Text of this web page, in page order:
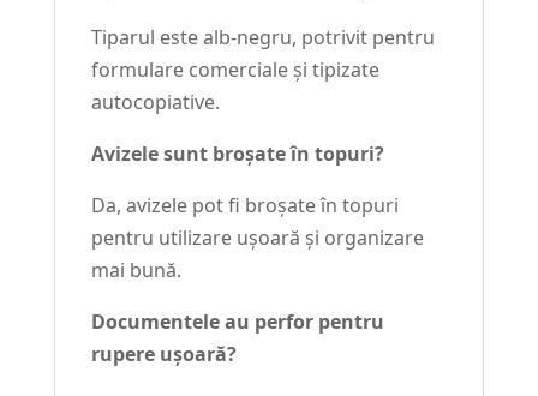
Tiparul este alb-negru, potrivit pentru
formulare comerciale și tipizate
autocopiative.
Avizele sunt broșate în topuri?
Da, avizele pot fi broșate în topuri
pentru utilizare ușoară și organizare
mai bună.
Documentele au perfor pentru
rupere ușoară?